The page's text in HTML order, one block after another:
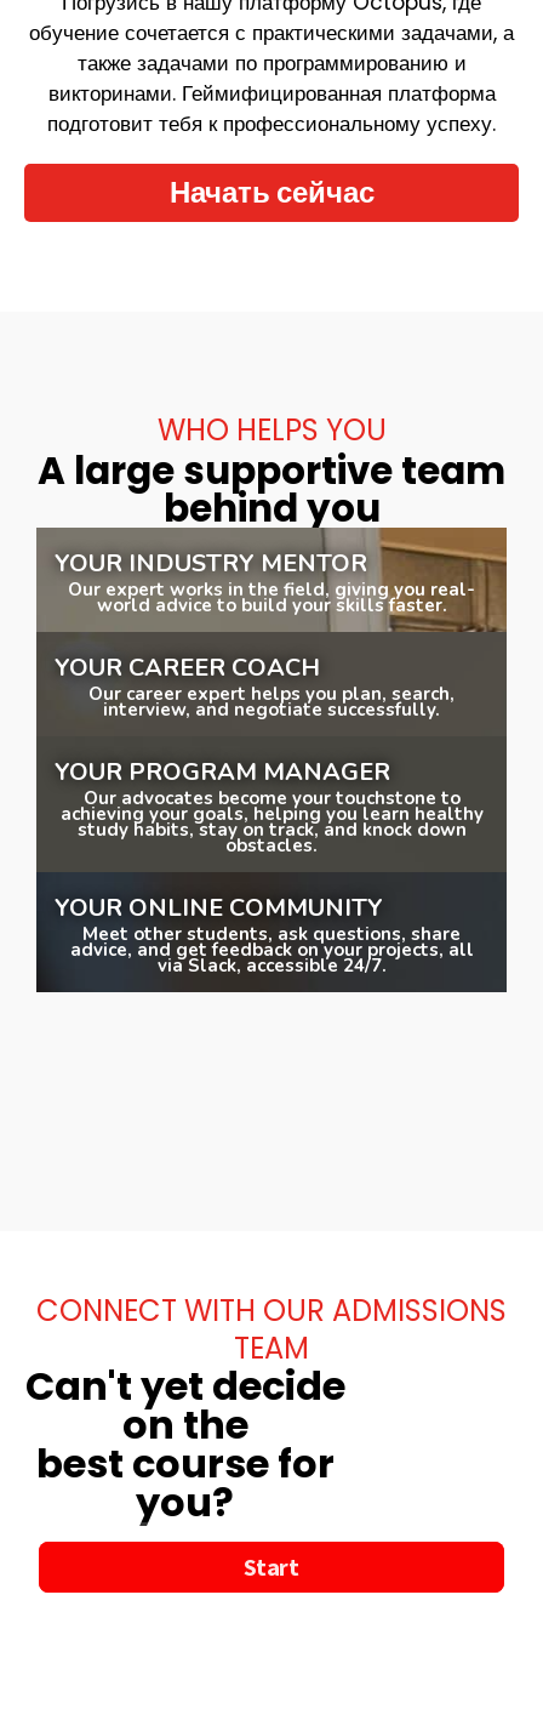
обучение сочетается с практическими задачами, а
также задачами по программированию и
викторинами. Геймифицированная платформа
подготовит тебя к профессиональному успеху.
Начать сейчас
WHO HELPS YOU
A large supportive team
behind you
YOUR INDUSTRY MENTOR
Our expert works in the field, giving you real-
world advice to build your skills faster.
YOUR CAREER COACH
Our career expert helps you plan, search,
interview, and negotiate successfully.
YOUR PROGRAM MANAGER
Our advocates become your touchstone to
achieving your goals, helping you learn healthy
study habits, stay on track, and knock down
obstacles.
YOUR ONLINE COMMUNITY
Meet other students, ask questions, share
advice, and get feedback on your projects, all
via Slack, accessible 24/7.
CONNECT WITH OUR ADMISSIONS
TEAM
Can't yet decide
on the
best course for
you?